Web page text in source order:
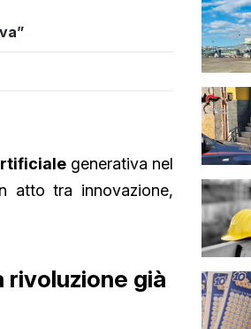
generativa nel
atto tra innovazione,
rivoluzione già